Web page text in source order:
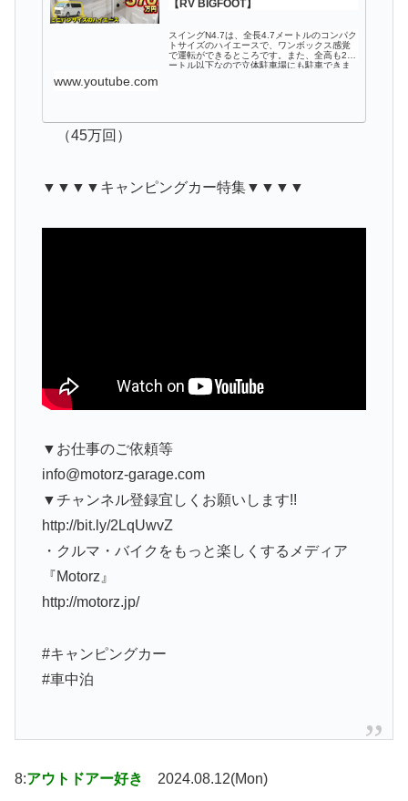
【RV BIGFOOT】
スイングN4.7は、全長4.7メートルのコンパク
トサイズのハイエースで、ワンボックス感覚
で運転ができるところです。また、全高も2メ
ートル以下なので立体駐車場にも駐車できま
www.youtube.com
（45万回）
▼▼▼▼キャンピングカー特集▼▼▼▼
▼お仕事のご依頼等
info@motorz-garage.com
▼チャンネル登録宜しくお願いします!!
http://bit.ly/2LqUwvZ
・クルマ・バイクをもっと楽しくするメディア
『Motorz』
http://motorz.jp/
#キャンピングカー
#車中泊
8:アウトドアー好き 2024.08.12(Mon)